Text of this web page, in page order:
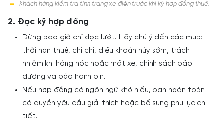
Khách hàng kiểm tra tình trạng xe điện trước khi ký hợp đồng thuê.
2. Đọc kỹ hợp đồng
Đừng bao giờ chỉ đọc lướt. Hãy chú ý đến các mục:
thời hạn thuê, chi phí, điều khoản hủy sớm, trách
nhiệm khi hỏng hóc hoặc mất xe, chính sách bảo
dưỡng và bảo hành pin.
Nếu hợp đồng có ngôn ngữ khó hiểu, bạn hoàn toàn
có quyền yêu cầu giải thích hoặc bổ sung phụ lục chi
tiết.